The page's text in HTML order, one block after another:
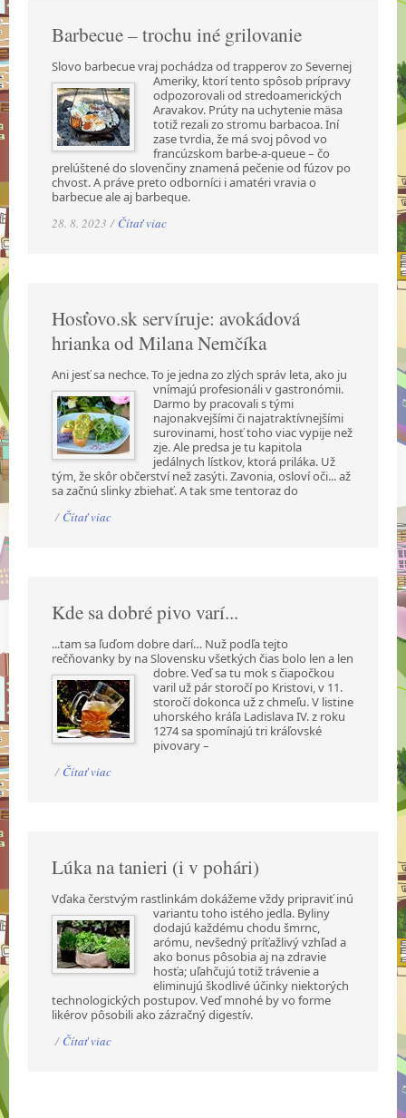
Barbecue – trochu iné grilovanie
Slovo barbecue vraj pochádza od trapperov zo Severnej
Ameriky, ktorí tento spôsob prípravy
odpozorovali od stredoamerických
Aravakov. Prúty na uchytenie mäsa
totiž rezali zo stromu barbacoa. Iní
zase tvrdia, že má svoj pôvod vo
francúzskom barbe-a-queue – čo
prelúštené do slovenčiny znamená pečenie od fúzov po
chvost. A práve preto odborníci i amatéri vravia o
barbecue ale aj barbeque.
28. 8. 2023 / Čítať viac
Hosťovo.sk servíruje: avokádová
hrianka od Milana Nemčíka
Ani jesť sa nechce. To je jedna zo zlých správ leta, ako ju
vnímajú profesionáli v gastronómii.
Darmo by pracovali s tými
najonakvejšími či najatraktívnejšími
surovinami, hosť toho viac vypije než
zje. Ale predsa je tu kapitola
jedálnych lístkov, ktorá priláka. Už
tým, že skôr občerství než zasýti. Zavonia, osloví oči... až
sa začnú slinky zbiehať. A tak sme tentoraz do
/ Čítať viac
Kde sa dobré pivo varí...
...tam sa ľuďom dobre darí… Nuž podľa tejto
rečňovanky by na Slovensku všetkých čias bolo len a len
dobre. Veď sa tu mok s čiapočkou
varil už pár storočí po Kristovi, v 11.
storočí dokonca už z chmeľu. V listine
uhorského kráľa Ladislava IV. z roku
1274 sa spomínajú tri kráľovské
pivovary –
/ Čítať viac
Lúka na tanieri (i v pohári)
Vďaka čerstvým rastlinkám dokážeme vždy pripraviť inú
variantu toho istého jedla. Byliny
dodajú každému chodu šmrnc,
arómu, nevšedný príťažlivý vzhľad a
ako bonus pôsobia aj na zdravie
hosťa; uľahčujú totiž trávenie a
eliminujú škodlivé účinky niektorých
technologických postupov. Veď mnohé by vo forme
likérov pôsobili ako zázračný digestív.
/ Čítať viac